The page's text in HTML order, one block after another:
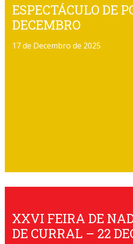
ESPECTÁCULO DE
DECEMBRO
17 de Decembro de 2025
XXVI FEIRA DE
DE CURRAL – 22